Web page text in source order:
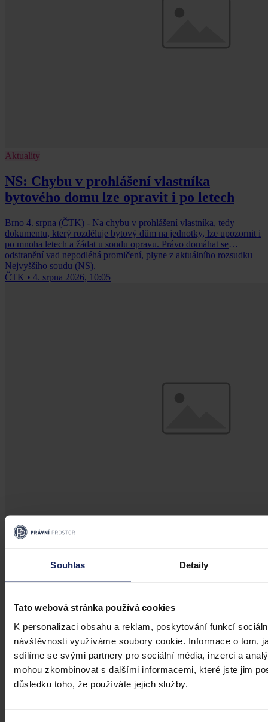
Souhlas Detaily
Tato webová stránka používá cookies
K personalizaci obsahu a reklam, poskytování funkcí
návštěvnosti využíváme soubory cookie. Informace o tom,
sdílíme se svými partnery pro sociální média, inzerci a
mohou zkombinovat s dalšími informacemi, které jste jim
důsledku toho, že používáte jejich služby.
Aktuality
NS: Chybu v prohlášení vlastníka
bytového domu lze opravit i po letech
Brno 4. srpna (ČTK) - Na chybu v prohlášení vlastníka, tedy
dokumentu, který rozděluje bytový dům na jednotky, lze upozornit i
po mnoha letech a žádat u soudu opravu. Právo domáhat se
odstranění vad nepodléhá promlčení, plyne z aktuálního rozsudku
Nejvyššího soudu (NS).
ČTK • 4. srpna 2026, 10:05
Aktuality
Úkladná vražda a některé další činy by
mohly být nepromlčitelné, navrhla
Praha 1. srpna (ČTK) - Úkladná vražda a některé další trestné činy s
úmyslným usmrcením by se mohly zařadit mezi nepromlčitelné. Jde
také například o některé činy související s obecným ohrožením,
teroristickým útokem a terorem, za něž hrozí až výjimečný trest.
ČTK • 3. srpna 2026, 10:04